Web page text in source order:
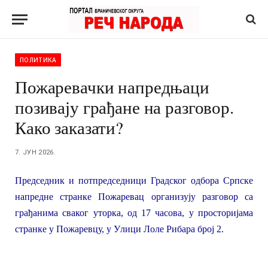
ПОЛИТИКА
Пожаревачки напредњаци
позивају грађане на разговор.
Како заказати?
7. ЈУН 2026.
Председник и потпредседници Градског одбора Српске
напредне странке Пожаревац организују разговор са
грађанима сваког уторка, од 17 часова, у просторијама
странке у Пожаревцу, у Улици Лоле Рибара број 2.